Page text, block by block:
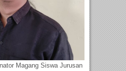
Magang Siswa Jurusan